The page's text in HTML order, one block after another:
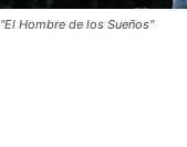
"El Hombre de los Sueños"